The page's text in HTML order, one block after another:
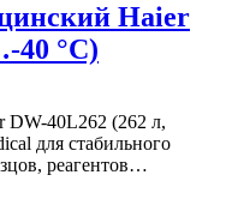
Haier
40 °C)
DW-40L262 (262 л,
для стабильного
реагентов…